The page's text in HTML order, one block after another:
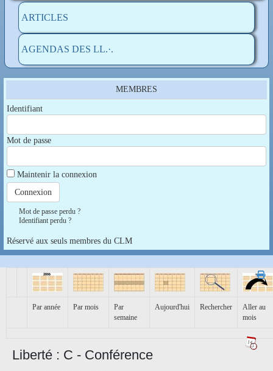
ARTICLES
AGENDAS DES LL.·.
MEMBRES
Identifiant
Mot de passe
Maintenir la connexion
Mot de passe perdu ?
Identifiant perdu ?
Réservé aux seuls membres du CLM
Par année Par mois
Par
semaine
Aujourd'hui Rechercher
Aller au
mois
Liberté : C - Conférence